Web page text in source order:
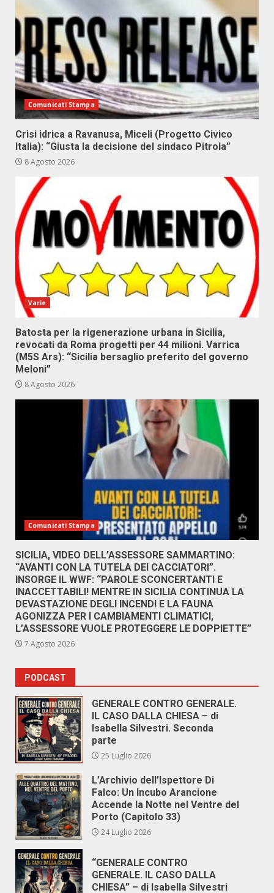
Comunicati Stampa
Crisi idrica a Ravanusa, Miceli (Progetto Civico
Italia): “Giusta la decisione del sindaco Pitrola”
8 Agosto 2026
Varie
Batosta per la rigenerazione urbana in Sicilia,
revocati da Roma progetti per 44 milioni. Varrica
(M5S Ars): “Sicilia bersaglio preferito del governo
Meloni”
8 Agosto 2026
Comunicati Stampa
SICILIA, VIDEO DELL’ASSESSORE SAMMARTINO:
“AVANTI CON LA TUTELA DEI CACCIATORI”.
INSORGE IL WWF: “PAROLE SCONCERTANTI E
INACCETTABILI! MENTRE IN SICILIA CONTINUA LA
DEVASTAZIONE DEGLI INCENDI E LA FAUNA
AGONIZZA PER I CAMBIAMENTI CLIMATICI,
L’ASSESSORE VUOLE PROTEGGERE LE DOPPIETTE”
7 Agosto 2026
PODCAST
GENERALE CONTRO GENERALE.
IL CASO DALLA CHIESA – di
Isabella Silvestri. Seconda
parte
25 Luglio 2026
L’Archivio dell’Ispettore Di
Falco: Un Incubo Arancione
Accende la Notte nel Ventre del
Porto (Capitolo 33)
24 Luglio 2026
“GENERALE CONTRO
GENERALE. IL CASO DALLA
CHIESA” – di Isabella Silvestri